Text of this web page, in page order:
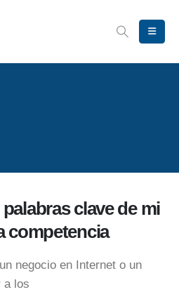
clave de mi
competencia
negocio en Internet o un
a los